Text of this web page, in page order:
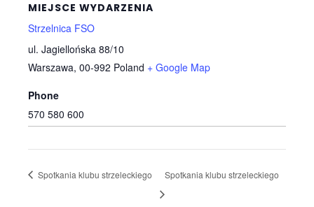
MIEJSCE WYDARZENIA
Strzelnica FSO
ul. Jagiellońska 88/10
Warszawa, 00-992 Poland + Google Map
Phone
570 580 600
Spotkania klubu strzeleckiego Spotkania klubu strzeleckiego